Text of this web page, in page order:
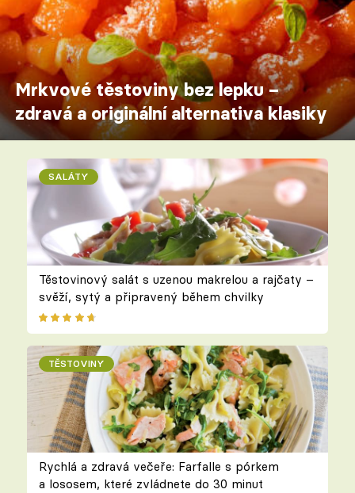
Mrkvové těstoviny bez lepku –
zdravá a originální alternativa klasiky
SALÁTY
Těstovinový salát s uzenou makrelou a rajčaty –
svěží, sytý a připravený během chvilky
TĚSTOVINY
Rychlá a zdravá večeře: Farfalle s pórkem
a lososem, které zvládnete do 30 minut